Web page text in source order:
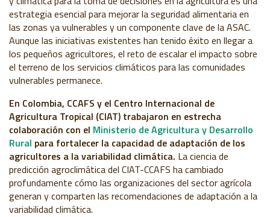
estrategia esencial para mejorar la seguridad alimentaria en
las zonas ya vulnerables y un componente clave de la ASAC.
Aunque las iniciativas existentes han tenido éxito en llegar a
los pequeños agricultores, el reto de escalar el impacto sobre
el terreno de los servicios climáticos para las comunidades
vulnerables permanece.
En Colombia, CCAFS y el Centro Internacional de
Agricultura Tropical (CIAT) trabajaron en estrecha
colaboración con el Ministerio de Agricultura y Desarrollo
Rural para fortalecer la capacidad de adaptación de los
agricultores a la variabilidad climática. La ciencia de
predicción agroclimática del CIAT-CCAFS ha cambiado
profundamente cómo las organizaciones del sector agrícola
generan y comparten las recomendaciones de adaptación a la
variabilidad climática.